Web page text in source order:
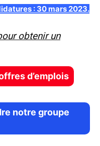
: 30 mars 2023.
obtenir un
d’emplois
notre groupe